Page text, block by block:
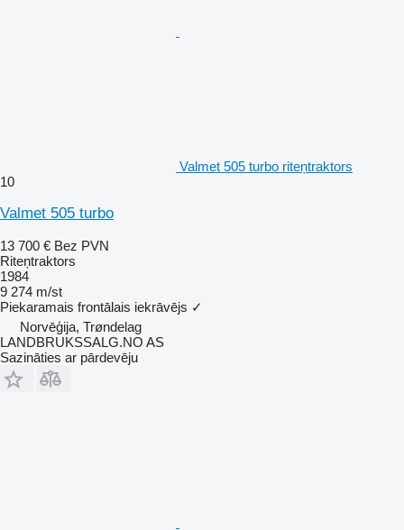
Valmet 505 turbo riteņtraktors
10
Valmet 505 turbo
13 700 € Bez PVN
Riteņtraktors
1984
9 274 m/st
Piekaramais frontālais iekrāvējs ✓
Norvēģija, Trøndelag
LANDBRUKSSALG.NO AS
Sazināties ar pārdevēju